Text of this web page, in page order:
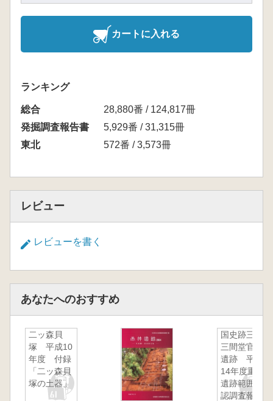
カートに入れる
ランキング
総合
28,880番 / 124,817冊
発掘調査報告書
5,929番 / 31,315冊
東北
572番 / 3,573冊
レビュー
レビューを書く
あなたへのおすすめ
二ッ森貝
塚 平成10
年度 付録
「二ッ森貝
塚の土器」
国史跡三十
三間堂官衙
遺跡 平成
14年度重要
遺跡範囲確
認調査報告